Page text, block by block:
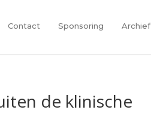
Contact Sponsoring Archief
de klinische